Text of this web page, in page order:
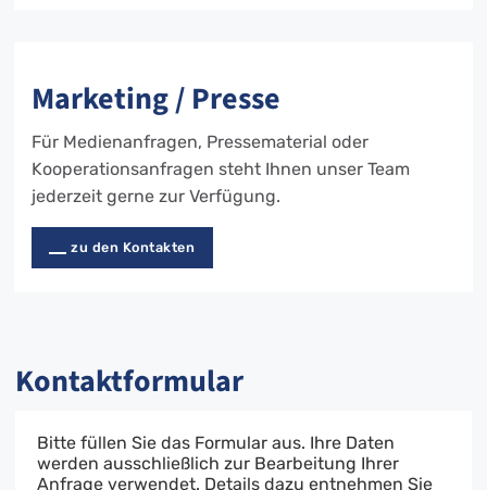
Marketing / Presse
Für Medienanfragen, Pressematerial oder
Kooperationsanfragen steht Ihnen unser Team
jederzeit gerne zur Verfügung.
zu den Kontakten
Kontaktformular
Bitte füllen Sie das Formular aus. Ihre Daten
werden ausschließlich zur Bearbeitung Ihrer
Anfrage verwendet. Details dazu entnehmen Sie